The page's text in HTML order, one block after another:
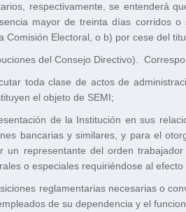
respectivamente, se entenderá
mayor de treinta días corridos
Comisión Electoral, o b) por cese del
del Consejo Directivo).
toda clase de actos de
el objeto de SEMI;
de la Institución en sus
bancarias y similares, y para el
un representante del orden
o especiales requiriéndose al
reglamentarias necesarias o
de su dependencia y el